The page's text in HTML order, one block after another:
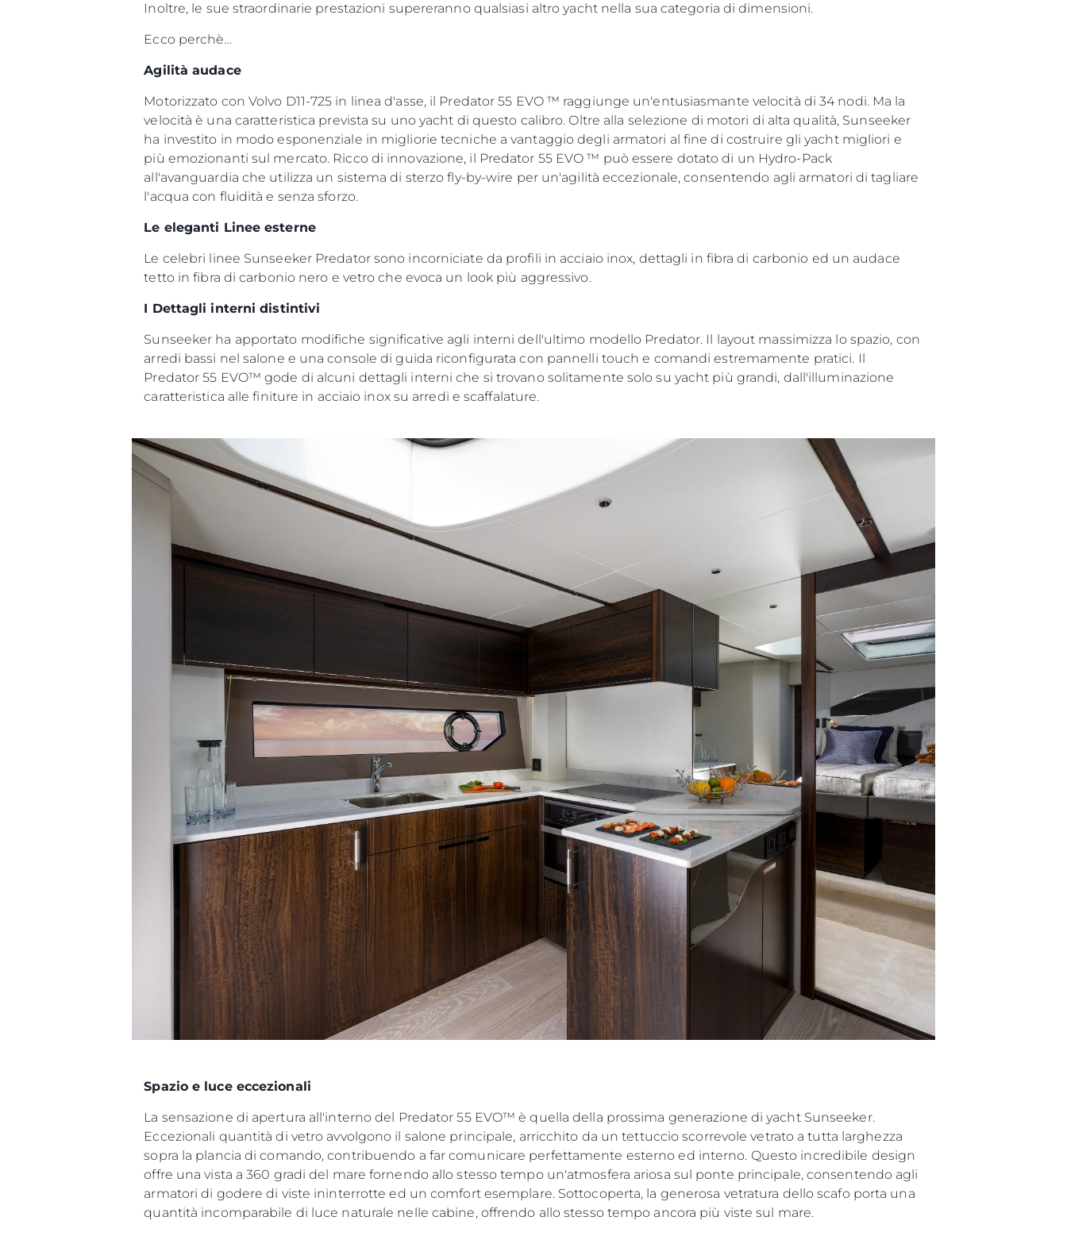
Inoltre, le sue straordinarie prestazioni supereranno qualsiasi altro yacht nella sua categoria di dimensioni.
Ecco perchè…
Agilità audace
Motorizzato con Volvo D11-725 in linea d'asse, il Predator 55 EVO ™ raggiunge un'entusiasmante velocità di 34 nodi. Ma la
velocità è una caratteristica prevista su uno yacht di questo calibro. Oltre alla selezione di motori di alta qualità, Sunseeker
ha investito in modo esponenziale in migliorie tecniche a vantaggio degli armatori al fine di costruire gli yacht migliori e
più emozionanti sul mercato. Ricco di innovazione, il Predator 55 EVO ™ può essere dotato di un Hydro-Pack
all'avanguardia che utilizza un sistema di sterzo fly-by-wire per un'agilità eccezionale, consentendo agli armatori di tagliare
l'acqua con fluidità e senza sforzo.
Le eleganti Linee esterne
Le celebri linee Sunseeker Predator sono incorniciate da profili in acciaio inox, dettagli in fibra di carbonio ed un audace
tetto in fibra di carbonio nero e vetro che evoca un look più aggressivo.
I Dettagli interni distintivi
Sunseeker ha apportato modifiche significative agli interni dell'ultimo modello Predator. Il layout massimizza lo spazio, con
arredi bassi nel salone e una console di guida riconfigurata con pannelli touch e comandi estremamente pratici. Il
Predator 55 EVO™ gode di alcuni dettagli interni che si trovano solitamente solo su yacht più grandi, dall'illuminazione
caratteristica alle finiture in acciaio inox su arredi e scaffalature.
Spazio e luce eccezionali
La sensazione di apertura all'interno del Predator 55 EVO™ è quella della prossima generazione di yacht Sunseeker.
Eccezionali quantità di vetro avvolgono il salone principale, arricchito da un tettuccio scorrevole vetrato a tutta larghezza
sopra la plancia di comando, contribuendo a far comunicare perfettamente esterno ed interno. Questo incredibile design
offre una vista a 360 gradi del mare fornendo allo stesso tempo un'atmosfera ariosa sul ponte principale, consentendo agli
armatori di godere di viste ininterrotte ed un comfort esemplare. Sottocoperta, la generosa vetratura dello scafo porta una
quantità incomparabile di luce naturale nelle cabine, offrendo allo stesso tempo ancora più viste sul mare.
Informazioni
Mappa Del Sito
Cookies
Aspetti Legali
KVKK
STATEMENT
TERMINI E CONDIZIONI
L'azienda
Eventi
Il Team
Lifestyle
Heritage